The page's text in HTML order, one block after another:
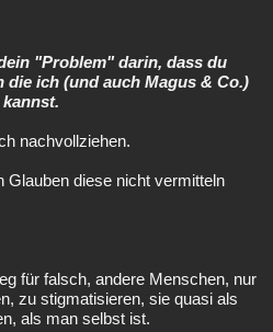
"Problem" darin, dass du
die ich (und auch Magus & Co.)
nachvollziehen.
Glauben diese nicht vermitteln
für falsch, andere Menschen, nur
zu stigmatisieren, sie quasi als
als man selbst ist.